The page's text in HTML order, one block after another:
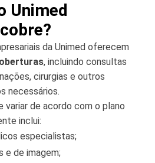
Unimed
da Unimed oferecem
, incluindo consultas
cirurgias e outros
necessários.
variar de acordo com o plano
inclui:
especialistas;
e de imagem;